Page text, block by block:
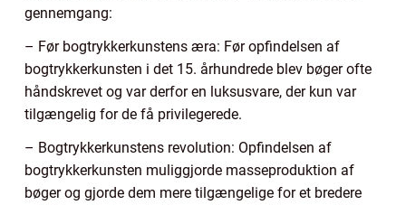
gennemgang:
– Før bogtrykkerkunstens æra: Før opfindelsen af
bogtrykkerkunsten i det 15. århundrede blev bøger ofte
håndskrevet og var derfor en luksusvare, der kun var
tilgængelig for de få privilegerede.
– Bogtrykkerkunstens revolution: Opfindelsen af
bogtrykkerkunsten muliggjorde masseproduktion af
bøger og gjorde dem mere tilgængelige for et bredere